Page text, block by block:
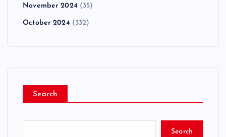
November 2024 (35)
October 2024 (332)
Search
Search